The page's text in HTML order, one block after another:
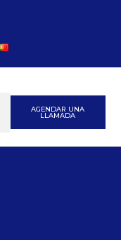
AGENDAR UNA
LLAMADA